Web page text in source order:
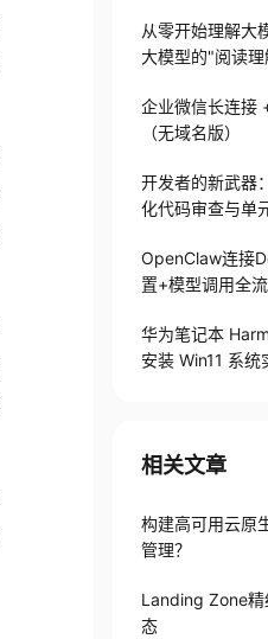
从零开始理解
大模型的"阅读
企业微信长连接
（无域名版）
开发者的新武器
化代码审查与单
OpenClaw连接
置+模型调用全
华为笔记本
安装 Win11 系统
相关文章
构建高可用云原
管理？
Landing Zone精
态